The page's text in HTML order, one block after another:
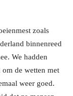
zoals
binnenreed
We hadden
de wetten met
weer goed.